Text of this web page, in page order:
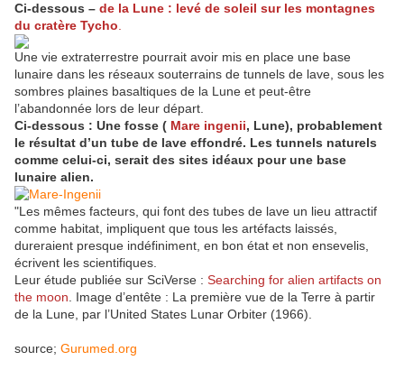
Ci-dessous – de la Lune : levé de soleil sur les montagnes
du cratère Tycho
Une vie extraterrestre pourrait avoir mis en place une base
lunaire dans les réseaux souterrains de tunnels de lave, sous les
sombres plaines basaltiques de la Lune et peut-être
l’abandonnée lors de leur départ.
Ci-dessous : Une fosse ( Mare ingenii, Lune), probablement
le résultat d’un tube de lave effondré. Les tunnels naturels
comme celui-ci, serait des sites idéaux pour une base
lunaire alien.
"Les mêmes facteurs, qui font des tubes de lave un lieu attractif
comme habitat, impliquent que tous les artéfacts laissés,
dureraient presque indéfiniment, en bon état et non ensevelis,
écrivent les scientifiques.
Leur étude publiée sur SciVerse : Searching for alien artifacts on
the moon . Image d’entête : La première vue de la Terre à partir
de la Lune, par l’United States Lunar Orbiter (1966).
source; Gurumed.org